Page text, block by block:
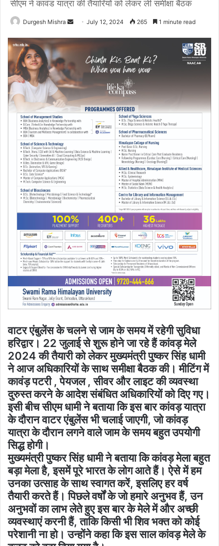
सीएम ने कावंड यात्रा की तैयारियों को लेकर ली समीक्षा बैठक
Durgesh Mishra
Send
email
July 12, 2024 265 1 minute read
वाटर एंबुलेंस के चलने से जाम के समय में रहेगी सुविधा
हरिद्वार। 22 जुलाई से शुरू होने जा रहे हैं कांवड़ मेले
2024 की तैयारी को लेकर मुख्यमंत्री पुष्कर सिंह धामी
ने आज अधिकारियों के साथ समीक्षा बैठक की। मीटिंग में
कावंड़ पटरी , पेयजल , सीवर और लाइट की व्यवस्था
दुरुस्त करने के आदेश संबंधित अधिकारियों को दिए गए।
इसी बीच सीएम धामी ने बताया कि इस बार कांवड़ यात्रा
के दौरान वाटर एंबुलेंस भी चलाई जाएगी, जो कांवड़
यात्रा के दौरान लगने वाले जाम के समय बहुत उपयोगी
सिद्ध होगी।
मुख्यमंत्री पुष्कर सिंह धामी ने बताया कि कांवड़ मेला बहुत
बड़ा मेला है, इसमें पूरे भारत के लोग आते हैं। ऐसे में हम
उनका उत्साह के साथ स्वागत करें, इसलिए हर वर्ष
तैयारी करते हैं। पिछले वर्षों के जो हमारे अनुभव हैं, उन
अनुभवों का लाभ लेते हुए इस बार के मेले में और अच्छी
व्यवस्थाएं करनी हैं, ताकि किसी भी शिव भक्त को कोई
परेशानी ना हो। उन्होंने कहा कि इस साल कांवड़ मेले के